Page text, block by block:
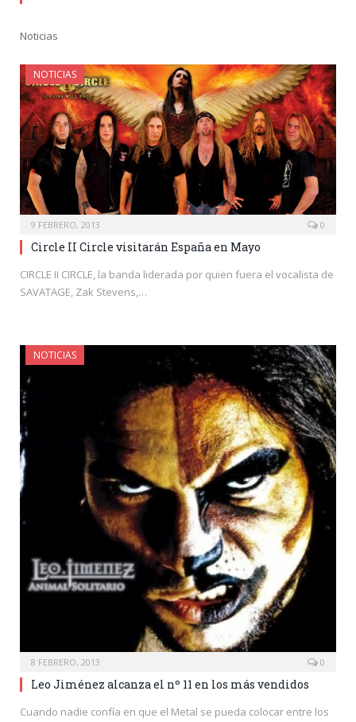
Noticias
NOTICIAS
9 FEBRERO, 2013 0
Circle II Circle visitarán España en Mayo
CIRCLE II CIRCLE, la banda liderada por quien fuera el vocalista de
SAVATAGE, Zak Stevens,…
NOTICIAS
8 FEBRERO, 2013 0
Leo Jiménez alcanza el nº 11 en los más vendidos
Cuando nadie confía en que el Metal se pueda colocar entre los